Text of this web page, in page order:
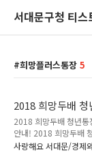
서대문구청 티스
희망플러스통장 5
2018 희망두배
자격, 신청방법 안
2018 희망두배 청년통
안내! 2018 희망두배
시간 기억해두시고 신
사랑해요 서대문/경제